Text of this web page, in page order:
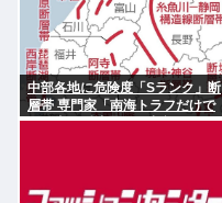
中部各地に危険度「Sランク」断
層帯 専門家「南海トラフだけで
なく直下型地震にも注意を」